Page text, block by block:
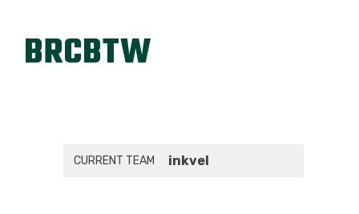
BRCBTW
CURRENT TEAM inkvel